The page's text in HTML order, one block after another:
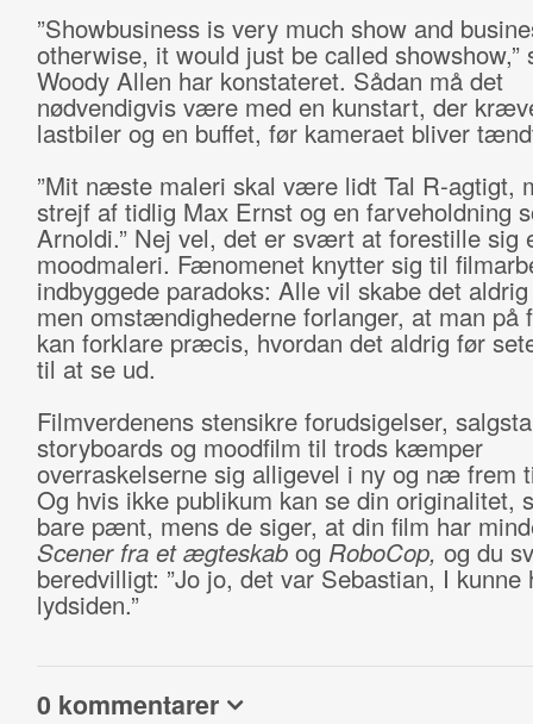
”Showbusiness is very much show and
otherwise, it would just be called showshow,”
Woody Allen har konstateret. Sådan må det
nødvendigvis være med en kunstart, der
lastbiler og en buffet, før kameraet bliver
”Mit næste maleri skal være lidt Tal R-agtigt,
strejf af tidlig Max Ernst og en farveholdning
Arnoldi.” Nej vel, det er svært at forestille sig
moodmaleri. Fænomenet knytter sig til
indbyggede paradoks: Alle vil skabe det
men omstændighederne forlanger, at man på
kan forklare præcis, hvordan det aldrig før
til at se ud.
Filmverdenens stensikre forudsigelser,
storyboards og moodfilm til trods kæmper
overraskelserne sig alligevel i ny og næ frem
Og hvis ikke publikum kan se din originalitet,
bare pænt, mens de siger, at din film har
Scener fra et ægteskabog RoboCop, og du
beredvilligt: ”Jo jo, det var Sebastian, I kunne
lydsiden.”
0 kommentarer